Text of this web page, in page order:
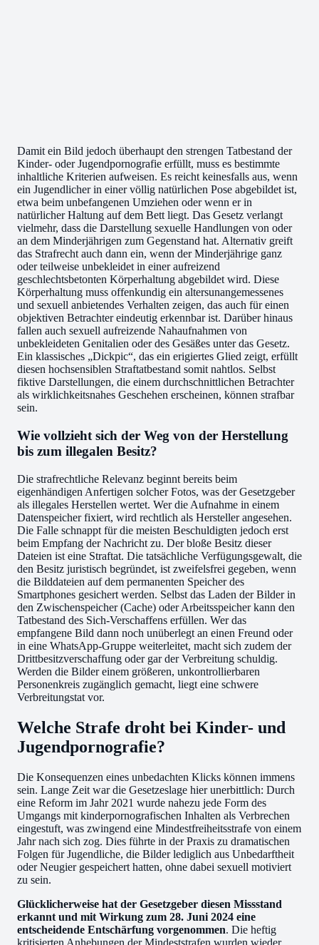
Damit ein Bild jedoch überhaupt den strengen Tatbestand der
Kinder- oder Jugendpornografie erfüllt, muss es bestimmte
inhaltliche Kriterien aufweisen. Es reicht keinesfalls aus, wenn
ein Jugendlicher in einer völlig natürlichen Pose abgebildet ist,
etwa beim unbefangenen Umziehen oder wenn er in
natürlicher Haltung auf dem Bett liegt. Das Gesetz verlangt
vielmehr, dass die Darstellung sexuelle Handlungen von oder
an dem Minderjährigen zum Gegenstand hat. Alternativ greift
das Strafrecht auch dann ein, wenn der Minderjährige ganz
oder teilweise unbekleidet in einer aufreizend
geschlechtsbetonten Körperhaltung abgebildet wird. Diese
Körperhaltung muss offenkundig ein altersunangemessenes
und sexuell anbietendes Verhalten zeigen, das auch für einen
objektiven Betrachter eindeutig erkennbar ist. Darüber hinaus
fallen auch sexuell aufreizende Nahaufnahmen von
unbekleideten Genitalien oder des Gesäßes unter das Gesetz.
Ein klassisches „Dickpic“, das ein erigiertes Glied zeigt, erfüllt
diesen hochsensiblen Straftatbestand somit nahtlos. Selbst
fiktive Darstellungen, die einem durchschnittlichen Betrachter
als wirklichkeitsnahes Geschehen erscheinen, können strafbar
sein.
Wie vollzieht sich der Weg von der Herstellung
bis zum illegalen Besitz?
Die strafrechtliche Relevanz beginnt bereits beim
eigenhändigen Anfertigen solcher Fotos, was der Gesetzgeber
als illegales Herstellen wertet. Wer die Aufnahme in einem
Datenspeicher fixiert, wird rechtlich als Hersteller angesehen.
Die Falle schnappt für die meisten Beschuldigten jedoch erst
beim Empfang der Nachricht zu. Der bloße Besitz dieser
Dateien ist eine Straftat. Die tatsächliche Verfügungsgewalt, die
den Besitz juristisch begründet, ist zweifelsfrei gegeben, wenn
die Bilddateien auf dem permanenten Speicher des
Smartphones gesichert werden. Selbst das Laden der Bilder in
den Zwischenspeicher (Cache) oder Arbeitsspeicher kann den
Tatbestand des Sich-Verschaffens erfüllen. Wer das
empfangene Bild dann noch unüberlegt an einen Freund oder
in eine WhatsApp-Gruppe weiterleitet, macht sich zudem der
Drittbesitzverschaffung oder gar der Verbreitung schuldig.
Werden die Bilder einem größeren, unkontrollierbaren
Personenkreis zugänglich gemacht, liegt eine schwere
Verbreitungstat vor.
Welche Strafe droht bei Kinder- und
Jugendpornografie?
Die Konsequenzen eines unbedachten Klicks können immens
sein. Lange Zeit war die Gesetzeslage hier unerbittlich: Durch
eine Reform im Jahr 2021 wurde nahezu jede Form des
Umgangs mit kinderpornografischen Inhalten als Verbrechen
eingestuft, was zwingend eine Mindestfreiheitsstrafe von einem
Jahr nach sich zog. Dies führte in der Praxis zu dramatischen
Folgen für Jugendliche, die Bilder lediglich aus Unbedarftheit
oder Neugier gespeichert hatten, ohne dabei sexuell motiviert
zu sein.
Glücklicherweise hat der Gesetzgeber diesen Missstand
erkannt und mit Wirkung zum 28. Juni 2024 eine
entscheidende Entschärfung vorgenommen. Die heftig
kritisierten Anhebungen der Mindeststrafen wurden wieder